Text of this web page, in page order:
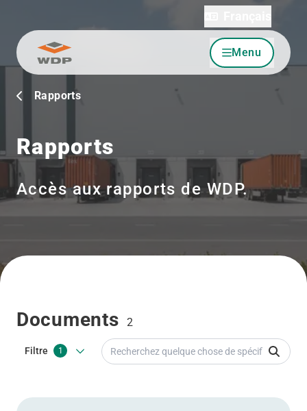
Allez au contenu Menu
Rapports
Rapports
Accès aux rapports de WDP.
Documents 2
Filtre 1 Recherchez quelque chose de